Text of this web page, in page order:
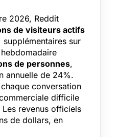
2026, Reddit
de visiteurs actifs
supplémentaires sur
de personnes,
annuelle de 24%.
conversation
difficile
revenus officiels
de dollars, en